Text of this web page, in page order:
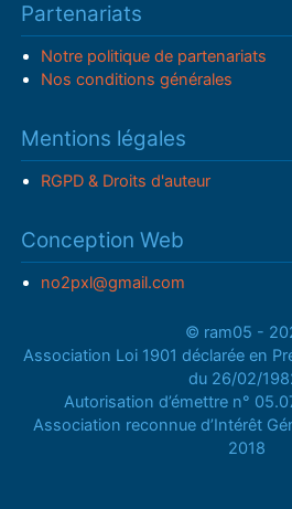
Partenariats
Notre politique de partenariats
Nos conditions générales
Mentions légales
RGPD & Droits d'auteur
Conception Web
no2pxl@gmail.com
© ram05 -
Association Loi 1901 déclarée en
du 26/02/
Autorisation d’émettre n°
Association reconnue d’Intérêt
2018